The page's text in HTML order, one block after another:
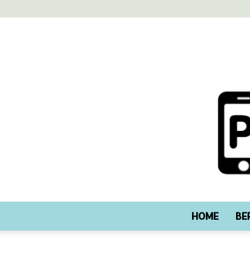
HOME